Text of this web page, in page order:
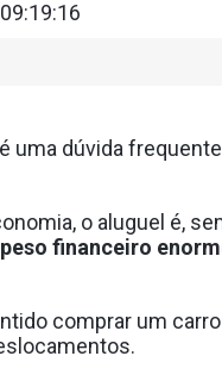
uma dúvida
o aluguel é,
financeiro
comprar um